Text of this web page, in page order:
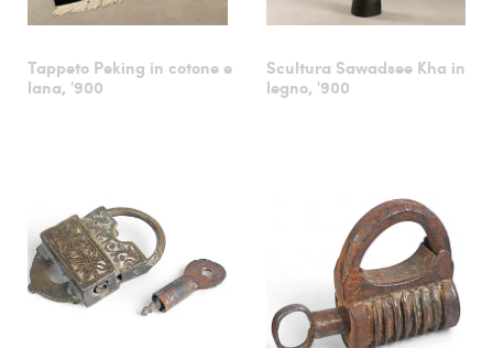
Tappeto Peking in cotone e
lana, '900
Scultura Sawadsee Kha in
legno, '900